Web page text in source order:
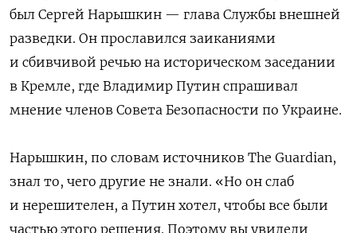
был Сергей Нарышкин — глава Службы внешней
разведки. Он прославился заиканиями
и сбивчивой речью на историческом заседании
в Кремле, где Владимир Путин спрашивал
мнение членов Совета Безопасности по Украине.
Нарышкин, по словам источников The Guardian,
знал то, чего другие не знали. «Но он слаб
и нерешителен, а Путин хотел, чтобы все были
частью этого решения. Поэтому вы увидели